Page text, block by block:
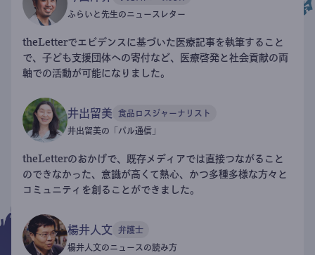
ふらいと先生のニュースレター
theLetterでエビデンスに基づいた医療記事を執筆すること
で、子ども支援団体への寄付など、医療啓発と社会貢献の両
軸での活動が可能になりました。
井出留美 食品ロスジャーナリスト
井出留美の「パル通信」
theLetterのおかげで、既存メディアでは直接つながること
のできなかった、意識が高くて熱心、かつ多種多様な方々と
コミュニティを創ることができました。
楊井人文 弁護士
楊井人文のニュースの読み方